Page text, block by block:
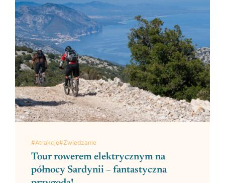
#Atrakcje#Zwiedzanie
Tour rowerem elektrycznym na
północy Sardynii – fantastyczna